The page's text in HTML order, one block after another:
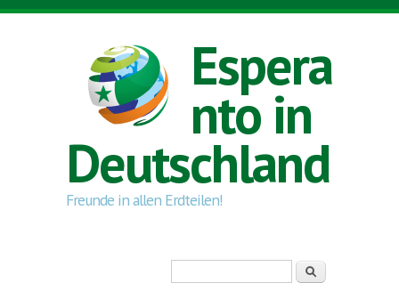
Direkt zum Inhalt
Espera
nto in
Deutschland
Freunde in allen Erdteilen!